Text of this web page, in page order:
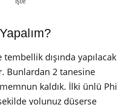
dışında yapılacak
Bunlardan 2 tanesine
kaldık. İlki ünlü Phi
yolunuz düşerse